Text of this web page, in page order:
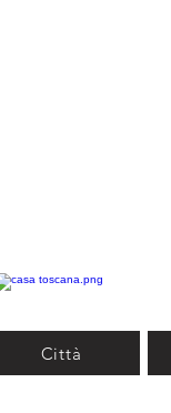
Città